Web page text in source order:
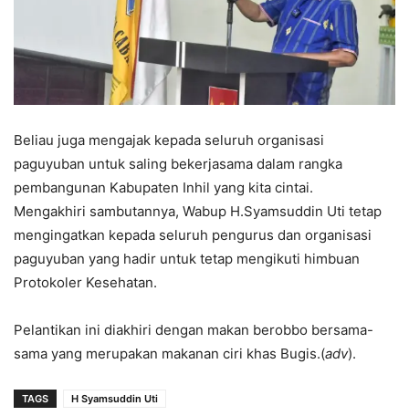
Beliau juga mengajak kepada seluruh organisasi
paguyuban untuk saling bekerjasama dalam rangka
pembangunan Kabupaten Inhil yang kita cintai.
Mengakhiri sambutannya, Wabup H.Syamsuddin Uti tetap
mengingatkan kepada seluruh pengurus dan organisasi
paguyuban yang hadir untuk tetap mengikuti himbuan
Protokoler Kesehatan.
Pelantikan ini diakhiri dengan makan berobbo bersama-
sama yang merupakan makanan ciri khas Bugis.(adv).
TAGS H Syamsuddin Uti